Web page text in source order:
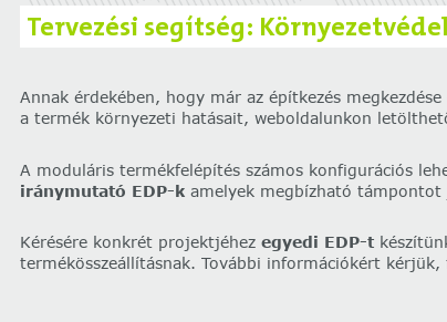
Tervezési segítség:
Annak érdekében, hogy már az építkezés
a termék környezeti hatásait, weboldalunkon
A moduláris termékfelépítés számos konfigurációs
iránymutató EDP-kamelyek megbízható támpontot
Kérésére konkrét projektjéhez egyedi EDP-t
termékösszeállításnak. További információkért